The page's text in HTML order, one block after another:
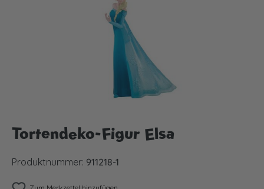
Tortendeko-Figur Elsa
Produktnummer: 911218-1